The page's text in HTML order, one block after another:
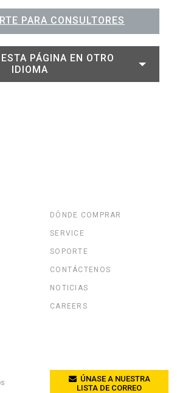
PARA CONSULTORES
PÁGINA EN OTRO
IDIOMA
DÓNDE COMPRAR
SERVICE
SOPORTE
CONTÁCTENOS
NOTICIAS
CAREERS
ÚNASE A NUESTRA
LISTA DE CORREO